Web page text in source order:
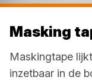
Masking
Maskingtape
inzetbaar in de